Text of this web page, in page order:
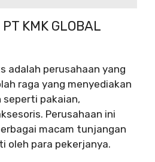
KMK GLOBAL
adalah perusahaan yang
raga yang menyediakan
pakaian,
Perusahaan ini
macam tunjangan
oleh para pekerjanya.